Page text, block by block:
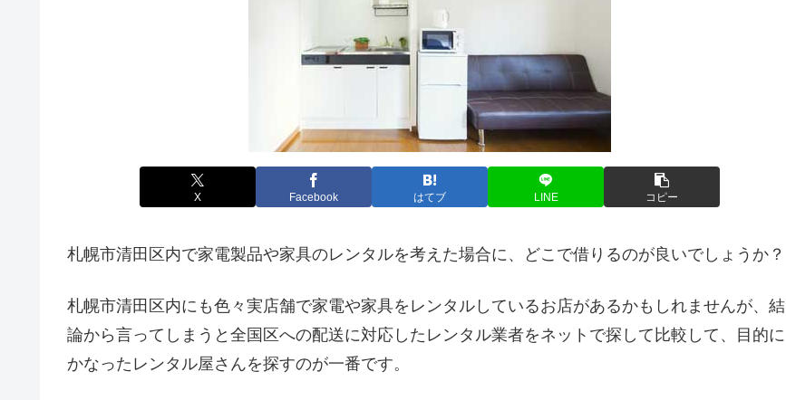
X Facebook はてブ LINE コピー
札幌市清田区内で家電製品や家具のレンタルを考えた場合に、どこで借りるのが良いでしょうか？
札幌市清田区内にも色々実店舗で家電や家具をレンタルしているお店があるかもしれませんが、結
論から言ってしまうと全国区への配送に対応したレンタル業者をネットで探して比較して、目的に
かなったレンタル屋さんを探すのが一番です。